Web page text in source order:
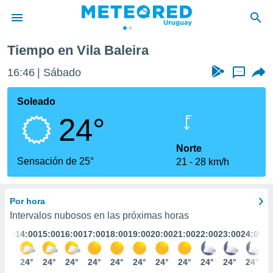
de
ha
calidad.
a este
las
y
digital
basada
Tiempo en Vila Baleira
16:46 Sábado ...
Soleado
24°
Sensación de 25°
Norte
21
28 km/h
Por hora
Intervalos nubosos en las próximas horas
14:00
24°
15:00
24°
16:00
24°
17:00
24°
18:00
24°
19:00
24°
20:00
24°
21:00
24°
22:00
24°
23:00
24°
24:00
24°